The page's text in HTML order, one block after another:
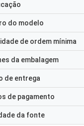
do modelo
de ordem mínima
da embalagem
de entrega
de pagamento
da fonte